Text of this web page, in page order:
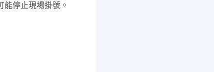
停止現場掛號。